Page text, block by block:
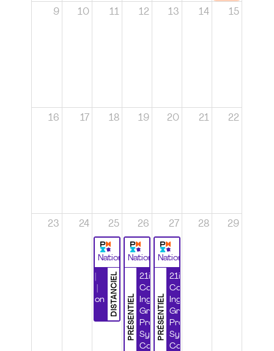
9 10 11 12 13 14 15
16 17 18 19 20 21 22
23 24 25
National
DISTANCIEL
Certification
26
National
PRÉSENTIEL
21ième
Congrès
Ingénierie
Grands
Projets et
Systèmes
Complexes
27
National
PRÉSENTIEL
21ième
Congrès
Ingénierie
Grands
Projets et
Systèmes
Complexes
28 29